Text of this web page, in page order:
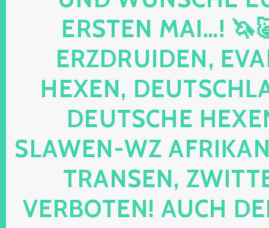
ERSTEN MAI…!
ERZDRUIDEN,
HEXEN,
DEUTSCHE
SLAWEN-WZ
TRANSEN,
VERBOTEN! AUCH